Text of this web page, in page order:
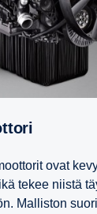
ovat
tekee niistä
Malliston